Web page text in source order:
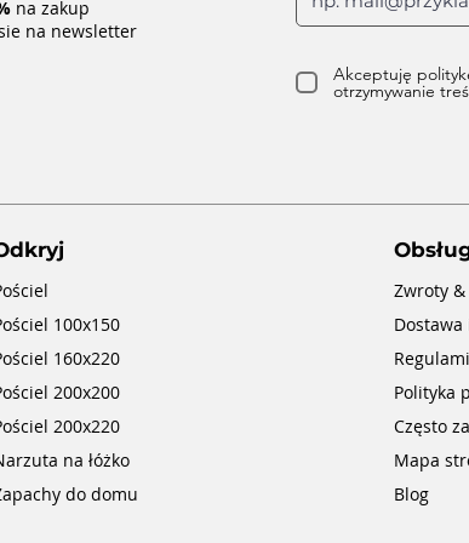
Dyfuzor kamienny Crown Cup z białym kryształem
Kamienny dyfuzor zapachowy do olejków
Kamienny dyfuzor do olejków eterycznych o
Kołdra antybakteryjna 155x215 mikrożel ARTHUR
na zakup
na newsletter
Akceptuję
otrzymywanie
100x150
160x220
200x200
200x220
na łóżko
do domu
Zwroty
Dostawa
Polityka
Często
Mapa
Blog